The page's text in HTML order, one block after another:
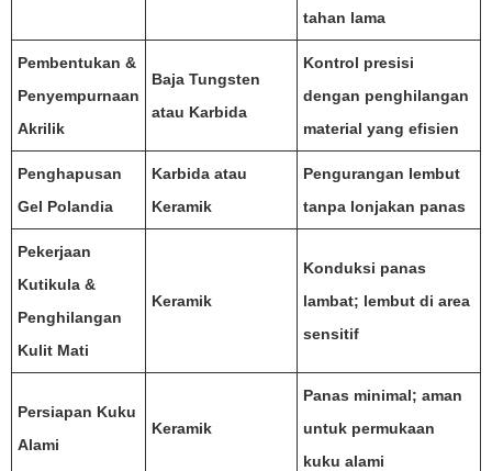
tahan lama
Pembentukan &
Penyempurnaan
Akrilik
Baja Tungsten
atau Karbida
Kontrol presisi
dengan penghilangan
material yang efisien
Penghapusan
Gel Polandia
Karbida atau
Keramik
Pengurangan lembut
tanpa lonjakan panas
Pekerjaan
Kutikula &
Penghilangan
Kulit Mati
Keramik
Konduksi panas
lambat; lembut di area
sensitif
Persiapan Kuku
Alami
Keramik
Panas minimal; aman
untuk permukaan
kuku alami